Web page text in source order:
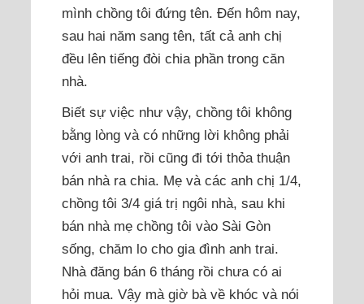
mình chồng tôi đứng tên. Đến hôm nay,
sau hai năm sang tên, tất cả anh chị
đều lên tiếng đòi chia phần trong căn
nhà.
Biết sự việc như vậy, chồng tôi không
bằng lòng và có những lời không phải
với anh trai, rồi cũng đi tới thỏa thuận
bán nhà ra chia. Mẹ và các anh chị 1/4,
chồng tôi 3/4 giá trị ngôi nhà, sau khi
bán nhà mẹ chồng tôi vào Sài Gòn
sống, chăm lo cho gia đình anh trai.
Nhà đăng bán 6 tháng rồi chưa có ai
hỏi mua. Vậy mà giờ bà về khóc và nói